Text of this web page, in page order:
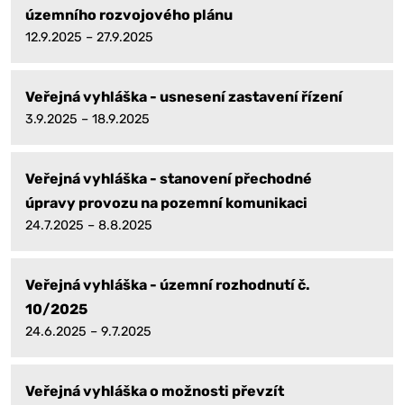
územního rozvojového plánu
12.9.2025 – 27.9.2025
Veřejná vyhláška - usnesení zastavení řízení
3.9.2025 – 18.9.2025
Veřejná vyhláška - stanovení přechodné
úpravy provozu na pozemní komunikaci
24.7.2025 – 8.8.2025
Veřejná vyhláška - územní rozhodnutí č.
10/2025
24.6.2025 – 9.7.2025
Veřejná vyhláška o možnosti převzít